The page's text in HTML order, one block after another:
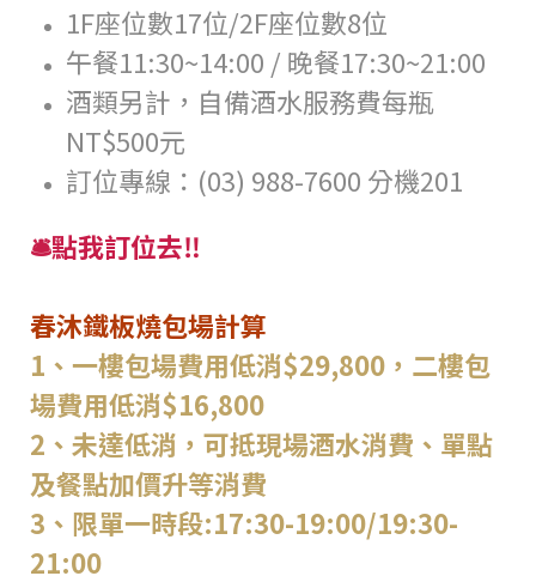
1F座位數17位/2F座位數8位
午餐11:30~14:00 / 晚餐17:30~21:00
酒類另計，自備酒水服務費每瓶
NT$500元
訂位專線：(03) 988-7600 分機201
🛎️點我訂位去‼️
春沐鐵板燒包場計算
1、一樓包場費用低消$29,800，二樓包
場費用低消$16,800
2、未達低消，可抵現場酒水消費、單點
及餐點加價升等消費
3、限單一時段:17:30-19:00/19:30-
21:00